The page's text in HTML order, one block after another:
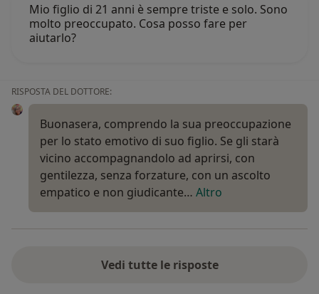
Mio figlio di 21 anni è sempre triste e solo. Sono
molto preoccupato. Cosa posso fare per
aiutarlo?
RISPOSTA DEL DOTTORE:
Buonasera, comprendo la sua preoccupazione
per lo stato emotivo di suo figlio. Se gli starà
vicino accompagnandolo ad aprirsi, con
gentilezza, senza forzature, con un ascolto
empatico e non giudicante… Altro
Vedi tutte le risposte